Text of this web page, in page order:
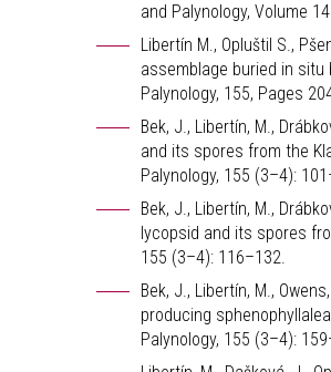
and Palynology, Volume
Libertín M., Opluštil S.,
assemblage buried in situ
Palynology, 155, Pages
Bek, J., Libertín, M.,
and its spores from the
Palynology, 155 (3–4):
Bek, J., Libertín, M.,
lycopsid and its spores
155 (3–4): 116–132.
Bek, J., Libertín, M.,
producing
Palynology, 155 (3–4):